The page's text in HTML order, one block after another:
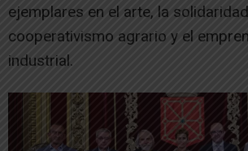
ejemplares en el arte, la
cooperativismo agrario y el
industrial.